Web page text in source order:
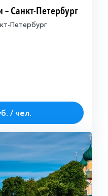
Санкт-Петербург
Петербург
/ чел.